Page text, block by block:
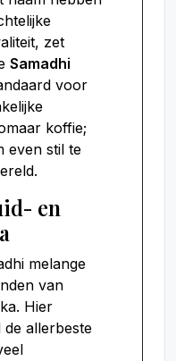
zet
Samadhi
voor
koffie;
even stil te
en
melange
van
Hier
de allerbeste